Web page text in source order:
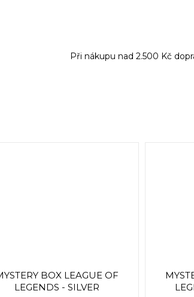
Při nákupu nad 2.500 Kč
BOX LEAGUE OF
LEGENDS - SILVER